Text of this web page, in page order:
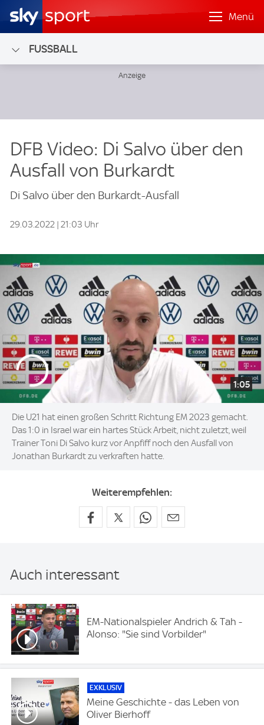
Menü
FUSSBALL
DFB Video: Di Salvo über den
Ausfall von Burkardt
Di Salvo über den Burkardt-Ausfall
29.03.2022 | 21:03 Uhr
1:05
Die U21 hat einen großen Schritt Richtung EM 2023 gemacht.
Das 1:0 in Israel war ein hartes Stück Arbeit, nicht zuletzt, weil
Trainer Toni Di Salvo kurz vor Anpfiff noch den Ausfall von
Jonathan Burkardt zu verkraften hatte.
Weiterempfehlen:
Auch interessant
EM-Nationalspieler Andrich & Tah -
Alonso: "Sie sind Vorbilder"
EXKLUSIV
Meine Geschichte - das Leben von
Oliver Bierhoff